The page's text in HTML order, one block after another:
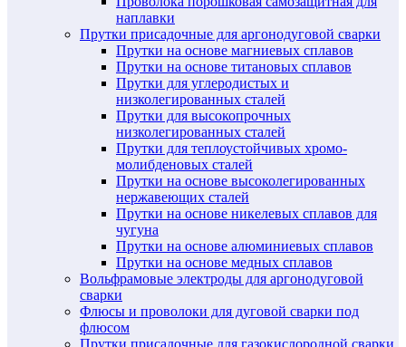
наплавки
Прутки присадочные для аргонодуговой сварки
Прутки на основе магниевых сплавов
Прутки на основе титановых сплавов
Прутки для углеродистых и
низколегированных сталей
Прутки для высокопрочных
низколегированных сталей
Прутки для теплоустойчивых хромо-
молибденовых сталей
Прутки на основе высоколегированных
нержавеющих сталей
Прутки на основе никелевых сплавов для
чугуна
Прутки на основе алюминиевых сплавов
Прутки на основе медных сплавов
Вольфрамовые электроды для аргонодуговой
сварки
Флюсы и проволоки для дуговой сварки под
флюсом
Прутки присадочные для газокислородной сварки